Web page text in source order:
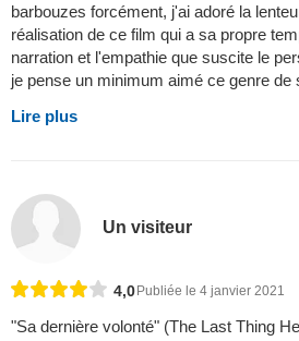
barbouzes forcément, j'ai adoré la
réalisation de ce film qui a sa propre
narration et l'empathie que suscite le
je pense un minimum aimé ce genre de
Lire plus
Un visiteur
4,0 Publiée le 4 janvier 2021
"Sa dernière volonté" (The Last Thing